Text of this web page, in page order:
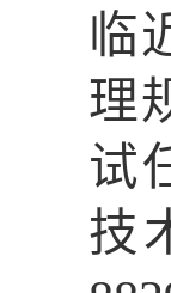
临
理
试
技